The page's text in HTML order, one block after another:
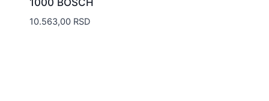
10.563,00 RSD